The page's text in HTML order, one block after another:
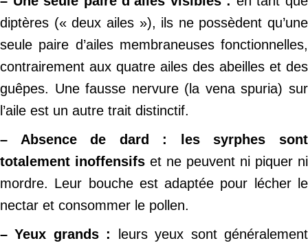
diptères (« deux ailes »), ils ne possèdent qu’une
seule paire d’ailes membraneuses fonctionnelles,
contrairement aux quatre ailes des abeilles et des
guêpes. Une fausse nervure (la vena spuria) sur
l’aile est un autre trait distinctif.
– Absence de dard :
les syrphes sont
totalement inoffensifs et ne peuvent ni piquer ni
mordre. Leur bouche est adaptée pour lécher le
nectar et consommer le pollen.
– Yeux grands :
leurs yeux sont généralement